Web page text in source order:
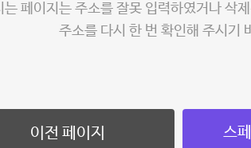
는 페이지는 주소를 잘못 입력하였거나 삭
주소를 다시 한 번 확인해 주시기
이전 페이지 스